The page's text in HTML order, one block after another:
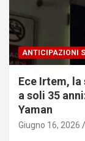
ANTICIPAZIONI
Ece Irtem,
a soli 35
Yaman
Giugno 16, 2026